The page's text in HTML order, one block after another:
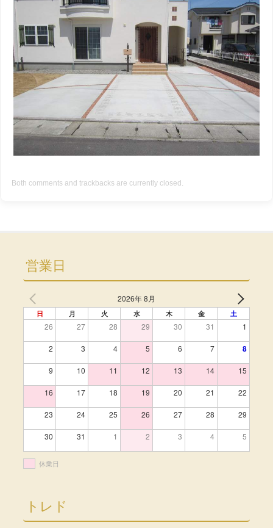
Both comments and trackbacks are currently closed.
営業日
2026年 8月
日 月 火 水 木 金 土
26 27 28 29 30 31 1
2 3 4 5 6 7 8
9 10 11 12 13 14 15
16 17 18 19 20 21 22
23 24 25 26 27 28 29
30 31 1 2 3 4 5
休業日
トレド